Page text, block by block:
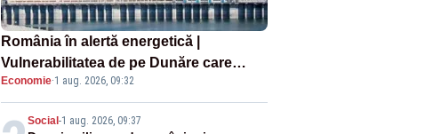
România în alertă energetică |
Vulnerabilitatea de pe Dunăre care
pune în pericol Centrala Cernavodă era
cunoscută de pe vremea lui Ceaușescu
Economie·1 aug. 2026, 09:32
Social -1 aug. 2026, 09:37